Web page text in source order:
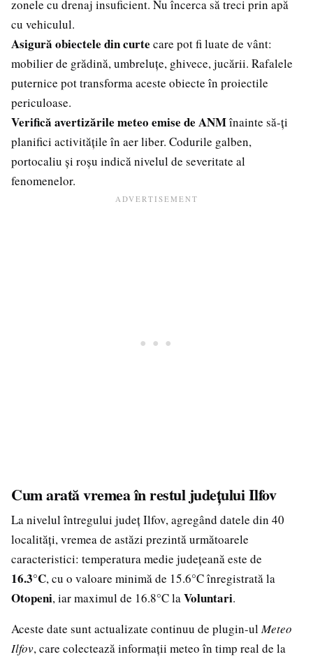
zonele cu drenaj insuficient. Nu încerca să treci prin apă
cu vehiculul.
Asigură obiectele din curte care pot fi luate de vânt:
mobilier de grădină, umbreluțe, ghivece, jucării. Rafalele
puternice pot transforma aceste obiecte în proiectile
periculoase.
Verifică avertizările meteo emise de ANMînainte să-ți
planifici activitățile în aer liber. Codurile galben,
portocaliu și roșu indică nivelul de severitate al
fenomenelor.
Cum arată vremea în restul județului Ilfov
La nivelul întregului județ Ilfov, agregând datele din 40
localități, vremea de astăzi prezintă următoarele
caracteristici: temperatura medie județeană este de
16.3°C, cu o valoare minimă de 15.6°C înregistrată la
Otopeni, iar maximul de 16.8°C laVoluntari.
Aceste date sunt actualizate continuu de plugin-ulMeteo
Ilfov, care colectează informații meteo în timp real de la